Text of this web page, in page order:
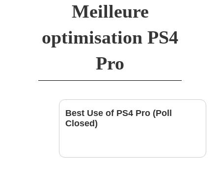
Meilleure
optimisation PS4
Pro
Best Use of PS4 Pro (Poll
Closed)